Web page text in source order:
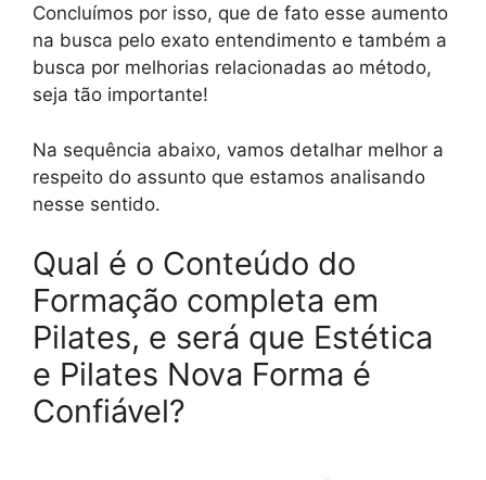
Concluímos por isso, que de fato esse aumento
na busca pelo exato entendimento e também a
busca por melhorias relacionadas ao método,
seja tão importante!
Na sequência abaixo, vamos detalhar melhor a
respeito do assunto que estamos analisando
nesse sentido.
Qual é o Conteúdo do
Formação completa em
Pilates, e será que Estética
e Pilates Nova Forma é
Confiável?